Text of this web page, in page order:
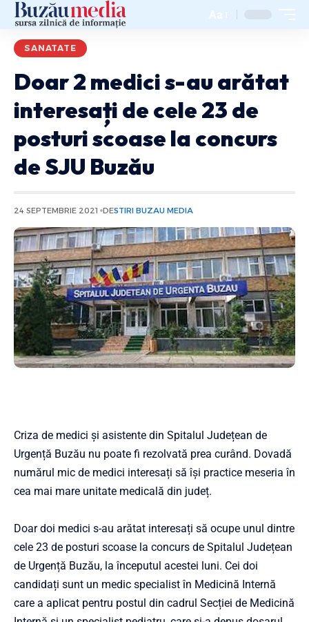
Aa
SANATATE
Doar 2 medici s-au arătat
interesați de cele 23 de
posturi scoase la concurs
de SJU Buzău
24 SEPTEMBRIE 2021 DESTIRI BUZAU MEDIA
Criza de medici și asistente din Spitalul Județean de
Urgență Buzău nu poate fi rezolvată prea curând. Dovadă
numărul mic de medici interesați să își practice meseria în
cea mai mare unitate medicală din județ.
Doar doi medici s-au arătat interesați să ocupe unul dintre
cele 23 de posturi scoase la concurs de Spitalul Județean
de Urgență Buzău, la începutul acestei luni. Cei doi
candidați sunt un medic specialist în Medicină Internă
care a aplicat pentru postul din cadrul Secției de Medicină